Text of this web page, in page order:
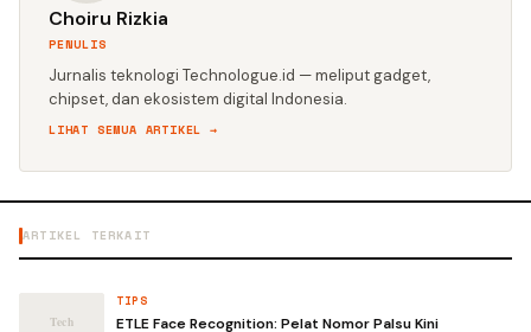
Choiru Rizkia
PENULIS
Jurnalis teknologi Technologue.id — meliput gadget,
chipset, dan ekosistem digital Indonesia.
LIHAT SEMUA ARTIKEL →
ARTIKEL TERKAIT
TIPS
ETLE Face Recognition: Pelat Nomor Palsu Kini